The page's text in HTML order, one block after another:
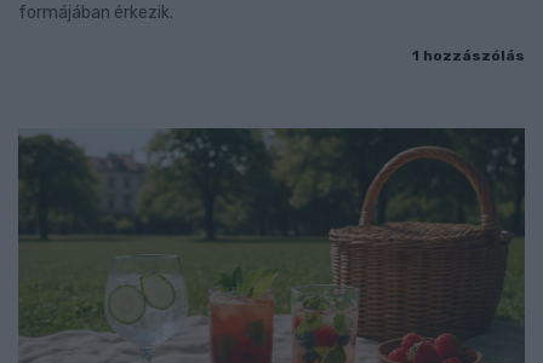
formájában érkezik.
1 hozzászólás